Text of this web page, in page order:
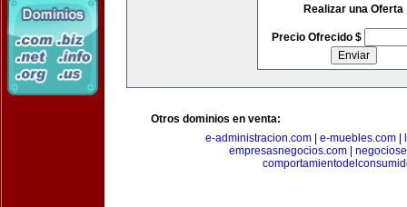
Realizar una Oferta
Precio Ofrecido $
Otros dominios en venta:
e-administracion.com| e-muebles.com|
empresasnegocios.com|